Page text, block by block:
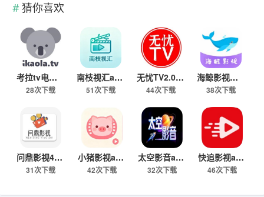
猜你喜欢
考拉tv电视版下载2026最新版
28次下载
南枝视汇app下载安卓最新版
51次下载
无忧TV2.0下载安装最新版本
44次下载
海鲸影视免费追剧电视剧大全下载
38次下载
问鼎影视4K最新TV版
31次下载
小猪影视app4.0.9免费版下载
42次下载
太空影音app电视版免费下载
32次下载
快追影视app下载安装最新版本
46次下载